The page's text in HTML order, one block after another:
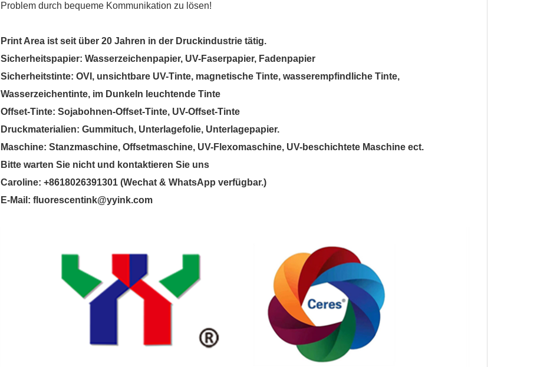
Problem durch bequeme Kommunikation zu lösen!
Print Area ist seit über 20 Jahren in der Druckindustrie tätig.
Sicherheitspapier: Wasserzeichenpapier, UV-Faserpapier, Fadenpapier
Sicherheitstinte: OVI, unsichtbare UV-Tinte, magnetische Tinte, wasserempfindliche Tinte,
Wasserzeichentinte, im Dunkeln leuchtende Tinte
Offset-Tinte: Sojabohnen-Offset-Tinte, UV-Offset-Tinte
Druckmaterialien: Gummituch, Unterlagefolie, Unterlagepapier.
Maschine: Stanzmaschine, Offsetmaschine, UV-Flexomaschine, UV-beschichtete Maschine ect.
Bitte warten Sie nicht und kontaktieren Sie uns
Caroline: +8618026391301 (Wechat & WhatsApp verfügbar.)
E-Mail: fluorescentink@yyink.com